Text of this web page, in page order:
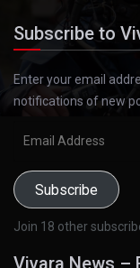
Subscribe to
Enter your email
notifications of new
Subscribe
Join 18 other
Vivara News –